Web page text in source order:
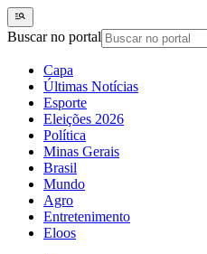
Buscar no portal
Capa
Últimas Notícias
Esporte
Eleições 2026
Política
Minas Gerais
Brasil
Mundo
Agro
Entretenimento
Eloos